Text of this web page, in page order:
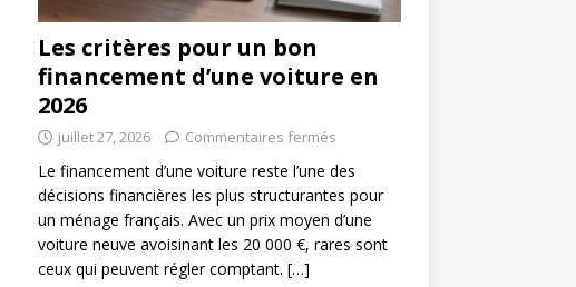
Les critères pour un bon
financement d’une voiture en
2026
juillet 27, 2026 Commentaires fermés
Le financement d’une voiture reste l’une des
décisions financières les plus structurantes pour
un ménage français. Avec un prix moyen d’une
voiture neuve avoisinant les 20 000 €, rares sont
ceux qui peuvent régler comptant. […]